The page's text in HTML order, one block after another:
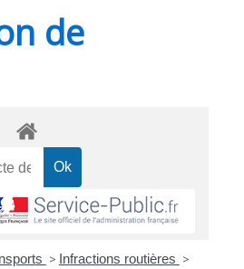
de
> Infractions routières >